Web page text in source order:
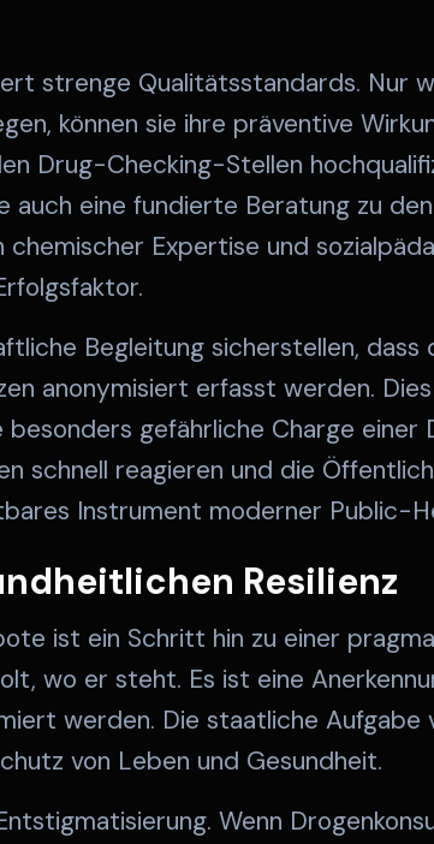
strenge Qualitätsstandards. Nur
können sie ihre präventive
Drug-Checking-Stellen
auch eine fundierte Beratung zu
chemischer Expertise und
Begleitung sicherstellen,
anonymisiert erfasst werden.
gefährliche Charge einer
schnell reagieren und die
Instrument moderner Public-
Resilienz
ist ein Schritt hin zu einer
wo er steht. Es ist eine
werden. Die staatliche
von Leben und Gesundheit.
Wenn